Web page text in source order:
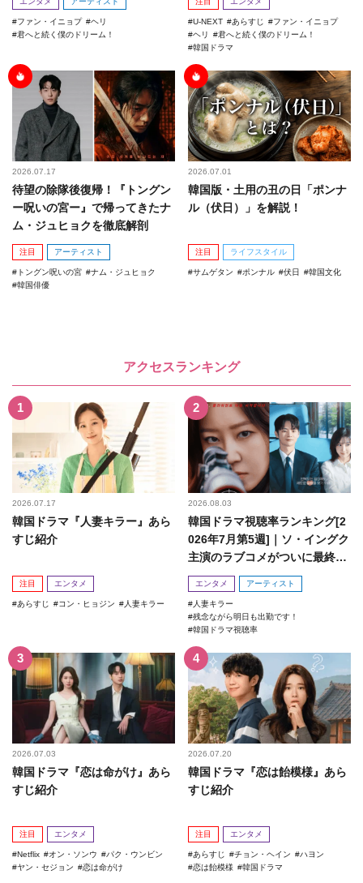
ファン・イニョプ
ヘリ
君へと続く僕のドリーム！
U-NEXT あらすじ
ファン・イニョプ
ヘリ
君へと続く僕のドリーム！
韓国ドラマ
2026.07.17
待望の除隊後復帰！『トングン
ー呪いの宮ー』で帰ってきたナ
ム・ジュヒョクを徹底解剖
注目 アーティスト
トングン呪いの宮
ナム・ジュヒョク
韓国俳優
2026.07.01
韓国版・土用の丑の日「ポンナ
ル（伏日）」を解説！
注目 ライフスタイル
サムゲタン ポンナル 伏日 韓国文化
アクセスランキング
2026.07.17
韓国ドラマ『人妻キラー』あら
すじ紹介
注目 エンタメ
あらすじ コン・ヒョジン 人妻キラー
2026.08.03
韓国ドラマ視聴率ランキング[2
026年7月第5週]｜ソ・イングク
主演のラブコメがついに最終
回！
エンタメ アーティスト
人妻キラー
残念ながら明日も出勤です！
韓国ドラマ視聴率
2026.07.03
韓国ドラマ『恋は命がけ』あら
すじ紹介
注目 エンタメ
Netflix オン・ソンウ
パク・ウンビン
ヤン・セジョン
恋は命がけ
2026.07.20
韓国ドラマ『恋は飴模様』あら
すじ紹介
注目 エンタメ
あらすじ チョン・ヘイン
ハヨン
恋は飴模様
韓国ドラマ